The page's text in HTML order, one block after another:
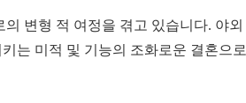
변형 적 여정을 겪고 있습니다. 야외
는 미적 및 기능의 조화로운 결혼으로